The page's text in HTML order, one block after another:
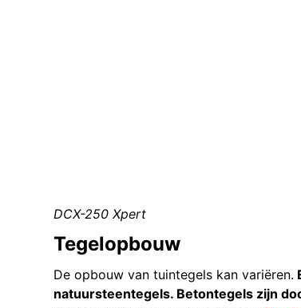
DCX-250 Xpert
Tegelopbouw
De opbouw van tuintegels kan variëren.
natuursteentegels. Betontegels zijn